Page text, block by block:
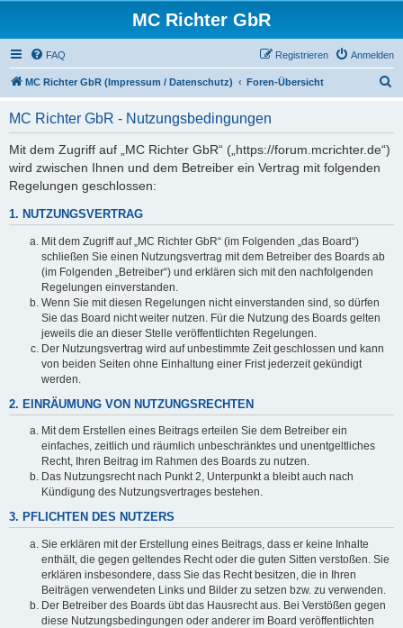
MC Richter GbR
FAQ Anmelden
Registrieren
MC Richter GbR (Impressum / Datenschutz) Foren-Übersicht
MC Richter GbR - Nutzungsbedingungen
Mit dem Zugriff auf „MC Richter GbR“ („https://forum.mcrichter.de“)
wird zwischen Ihnen und dem Betreiber ein Vertrag mit folgenden
Regelungen geschlossen:
1. NUTZUNGSVERTRAG
Mit dem Zugriff auf „MC Richter GbR“ (im Folgenden „das Board“)
schließen Sie einen Nutzungsvertrag mit dem Betreiber des Boards ab
(im Folgenden „Betreiber“) und erklären sich mit den nachfolgenden
Regelungen einverstanden.
Wenn Sie mit diesen Regelungen nicht einverstanden sind, so dürfen
Sie das Board nicht weiter nutzen. Für die Nutzung des Boards gelten
jeweils die an dieser Stelle veröffentlichten Regelungen.
Der Nutzungsvertrag wird auf unbestimmte Zeit geschlossen und kann
von beiden Seiten ohne Einhaltung einer Frist jederzeit gekündigt
werden.
2. EINRÄUMUNG VON NUTZUNGSRECHTEN
Mit dem Erstellen eines Beitrags erteilen Sie dem Betreiber ein
einfaches, zeitlich und räumlich unbeschränktes und unentgeltliches
Recht, Ihren Beitrag im Rahmen des Boards zu nutzen.
Das Nutzungsrecht nach Punkt 2, Unterpunkt a bleibt auch nach
Kündigung des Nutzungsvertrages bestehen.
3. PFLICHTEN DES NUTZERS
Sie erklären mit der Erstellung eines Beitrags, dass er keine Inhalte
enthält, die gegen geltendes Recht oder die guten Sitten verstoßen. Sie
erklären insbesondere, dass Sie das Recht besitzen, die in Ihren
Beiträgen verwendeten Links und Bilder zu setzen bzw. zu verwenden.
Der Betreiber des Boards übt das Hausrecht aus. Bei Verstößen gegen
diese Nutzungsbedingungen oder anderer im Board veröffentlichten